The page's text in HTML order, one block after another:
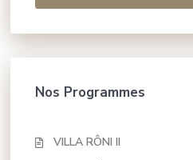
Nos Programmes
VILLA RÔNI II